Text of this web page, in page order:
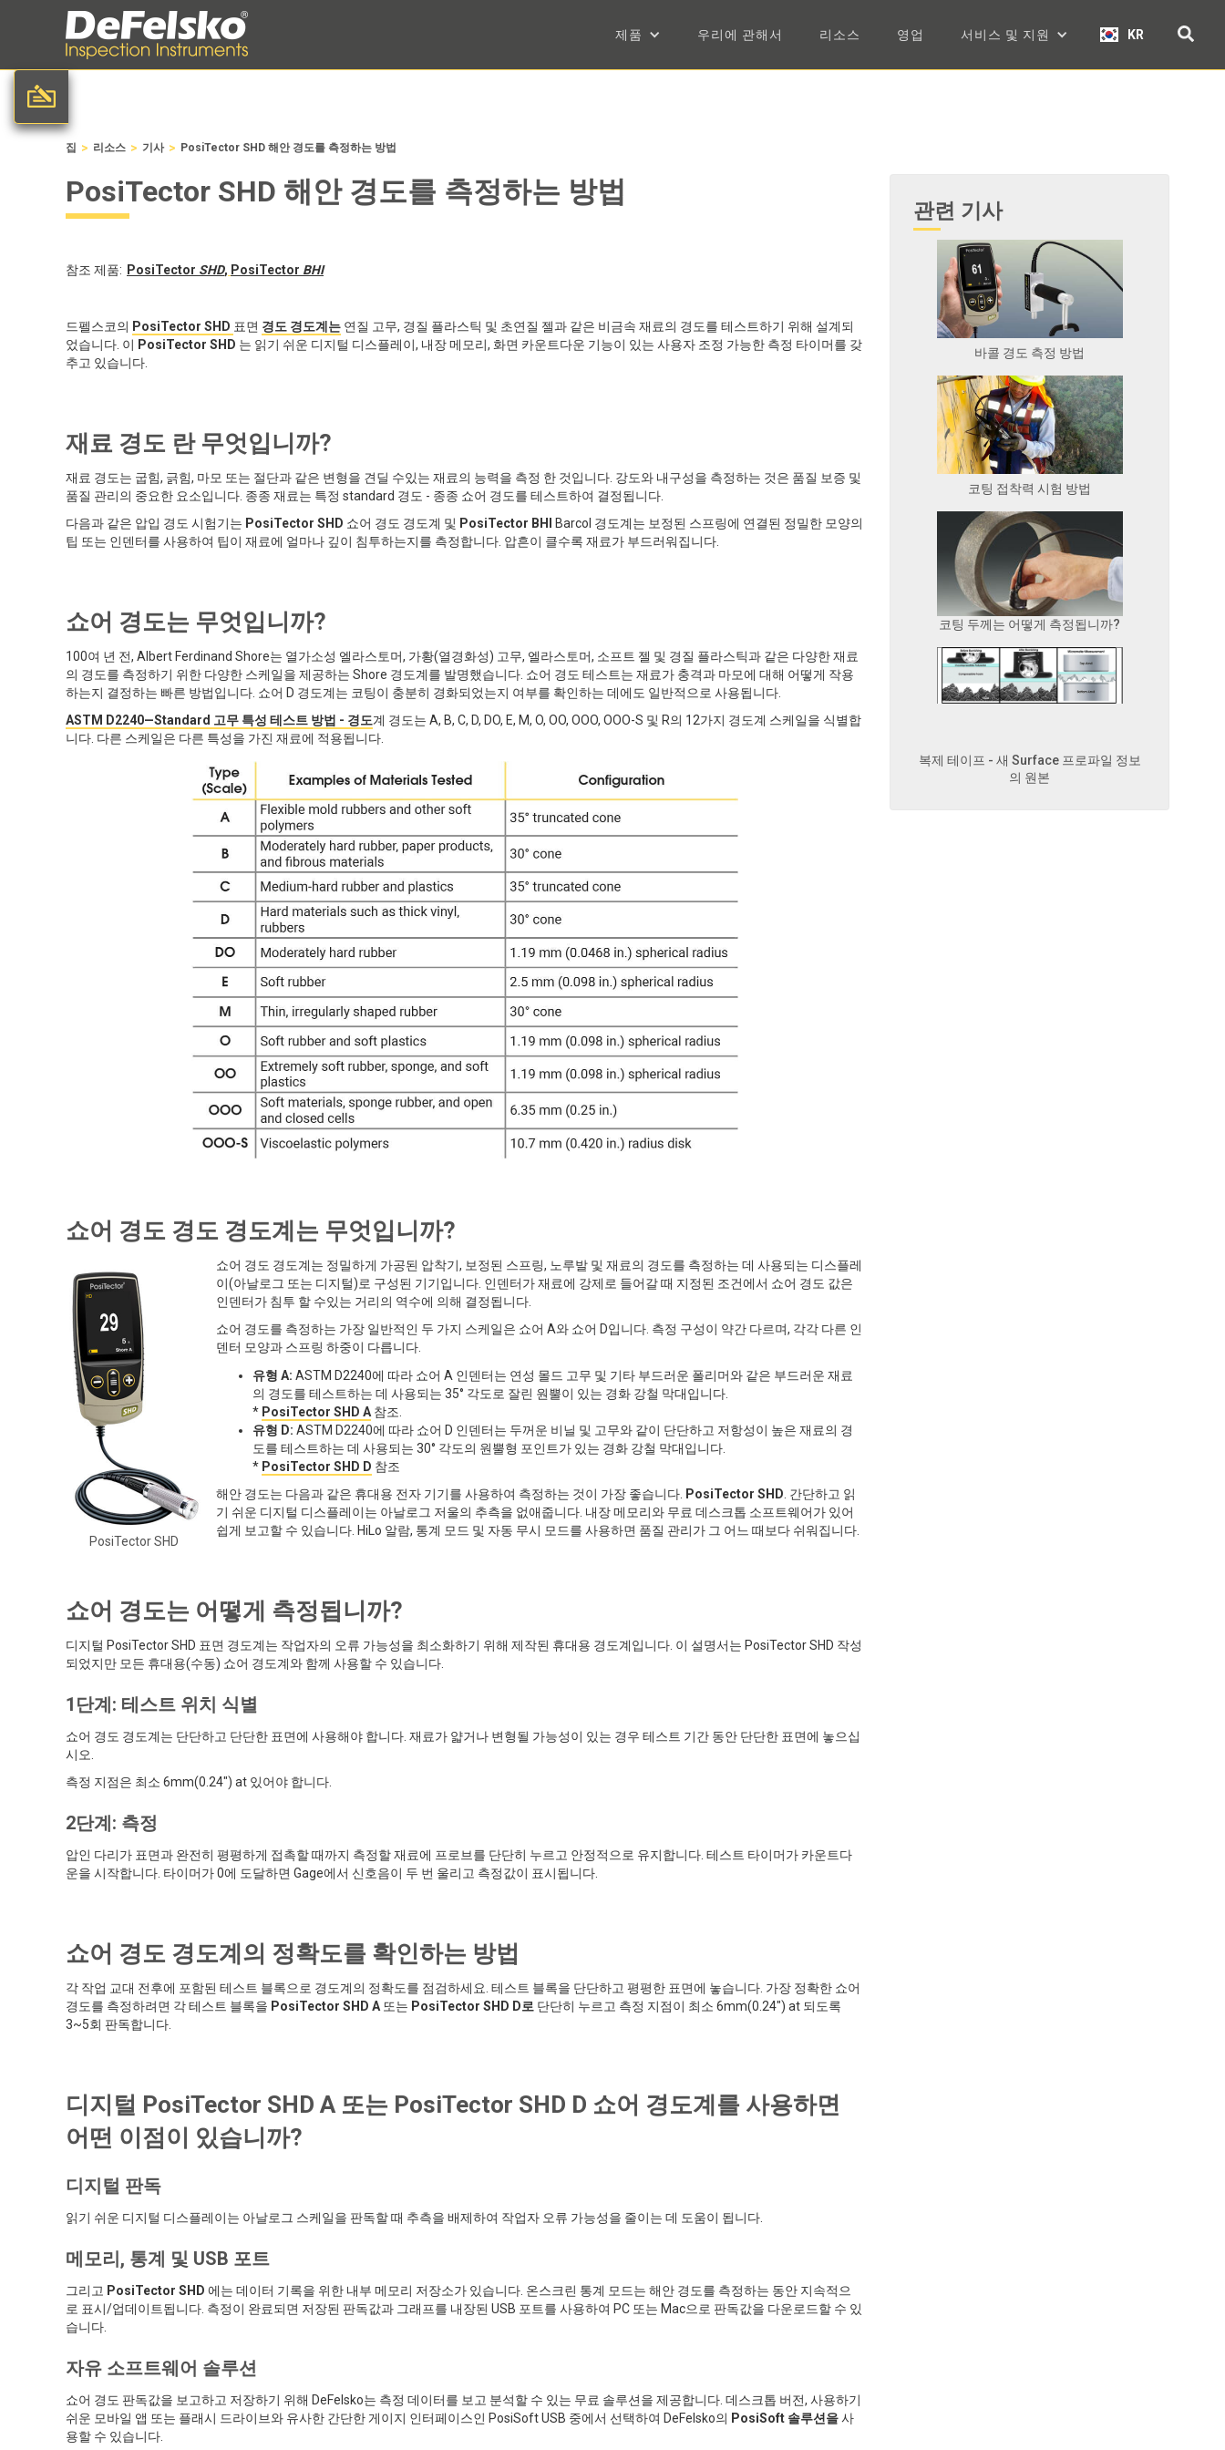
제품 우리에 관해서 리소스 영업 서비스 및 지원 KR
집 > 리소스 > 기사 > PosiTector SHD 해안 경도를 측정하는 방법
PosiTector SHD 해안 경도를 측정하는 방법
참조 제품: PosiTector SHD, PosiTector BHI
드펠스코의 PosiTector SHD 표면 경도 경도계는 연질 고무, 경질 플라스틱 및 초연질 젤과 같은 비금속 재료의 경도를 테스트하기 위해 설계되
었습니다. 이 PosiTector SHD 는 읽기 쉬운 디지털 디스플레이, 내장 메모리, 화면 카운트다운 기능이 있는 사용자 조정 가능한 측정 타이머를 갖
추고 있습니다.
재료 경도 란 무엇입니까?
재료 경도는 굽힘, 긁힘, 마모 또는 절단과 같은 변형을 견딜 수있는 재료의 능력을 측정 한 것입니다. 강도와 내구성을 측정하는 것은 품질 보증 및
품질 관리의 중요한 요소입니다. 종종 재료는 특정 standard 경도 - 종종 쇼어 경도를 테스트하여 결정됩니다.
다음과 같은 압입 경도 시험기는 PosiTector SHD 쇼어 경도 경도계 및 PosiTector BHI
Barcol 경도계는 보정된 스프링에 연결된 정밀한 모양의
팁 또는 인덴터를 사용하여 팁이 재료에 얼마나 깊이 침투하는지를 측정합니다. 압흔이 클수록 재료가 부드러워집니다.
쇼어 경도는 무엇입니까?
100여 년 전, Albert Ferdinand Shore는 열가소성 엘라스토머, 가황(열경화성) 고무, 엘라스토머, 소프트 젤 및 경질 플라스틱과 같은 다양한 재료
의 경도를 측정하기 위한 다양한 스케일을 제공하는 Shore 경도계를 발명했습니다. 쇼어 경도 테스트는 재료가 충격과 마모에 대해 어떻게 작용
하는지 결정하는 빠른 방법입니다. 쇼어 D 경도계는 코팅이 충분히 경화되었는지 여부를 확인하는 데에도 일반적으로 사용됩니다.
ASTM D2240—Standard 고무 특성 테스트 방법 - 경도계 경도는 A, B, C, D, DO, E, M, O, OO, OOO, OOO-S 및 R의 12가지 경도계 스케일을 식별합
니다. 다른 스케일은 다른 특성을 가진 재료에 적용됩니다.
쇼어 경도 경도 경도계는 무엇입니까?
PosiTector SHD
쇼어 경도 경도계는 정밀하게 가공된 압착기, 보정된 스프링, 노루발 및 재료의 경도를 측정하는 데 사용되는 디스플레
이(아날로그 또는 디지털)로 구성된 기기입니다. 인덴터가 재료에 강제로 들어갈 때 지정된 조건에서 쇼어 경도 값은
인덴터가 침투 할 수있는 거리의 역수에 의해 결정됩니다.
쇼어 경도를 측정하는 가장 일반적인 두 가지 스케일은 쇼어 A와 쇼어 D입니다. 측정 구성이 약간 다르며, 각각 다른 인
덴터 모양과 스프링 하중이 다릅니다.
유형 A: ASTM D2240에 따라 쇼어 A 인덴터는 연성 몰드 고무 및 기타 부드러운 폴리머와 같은 부드러운 재료
의 경도를 테스트하는 데 사용되는 35° 각도로 잘린 원뿔이 있는 경화 강철 막대입니다.
* PosiTector SHD A 참조.
유형 D: ASTM D2240에 따라 쇼어 D 인덴터는 두꺼운 비닐 및 고무와 같이 단단하고 저항성이 높은 재료의 경
도를 테스트하는 데 사용되는 30° 각도의 원뿔형 포인트가 있는 경화 강철 막대입니다.
* PosiTector SHD D 참조
해안 경도는 다음과 같은 휴대용 전자 기기를 사용하여 측정하는 것이 가장 좋습니다. PosiTector SHD . 간단하고 읽
기 쉬운 디지털 디스플레이는 아날로그 저울의 추측을 없애줍니다. 내장 메모리와 무료 데스크톱 소프트웨어가 있어
쉽게 보고할 수 있습니다. HiLo 알람, 통계 모드 및 자동 무시 모드를 사용하면 품질 관리가 그 어느 때보다 쉬워집니다.
쇼어 경도는 어떻게 측정됩니까?
디지털 PosiTector SHD 표면 경도계는 작업자의 오류 가능성을 최소화하기 위해 제작된 휴대용 경도계입니다. 이 설명서는 PosiTector SHD 작성
되었지만 모든 휴대용(수동) 쇼어 경도계와 함께 사용할 수 있습니다.
1단계: 테스트 위치 식별
쇼어 경도 경도계는 단단하고 단단한 표면에 사용해야 합니다. 재료가 얇거나 변형될 가능성이 있는 경우 테스트 기간 동안 단단한 표면에 놓으십
시오.
측정 지점은 최소 6mm(0.24") at 있어야 합니다.
2단계: 측정
압인 다리가 표면과 완전히 평평하게 접촉할 때까지 측정할 재료에 프로브를 단단히 누르고 안정적으로 유지합니다. 테스트 타이머가 카운트다
운을 시작합니다. 타이머가 0에 도달하면 Gage에서 신호음이 두 번 울리고 측정값이 표시됩니다.
쇼어 경도 경도계의 정확도를 확인하는 방법
각 작업 교대 전후에 포함된 테스트 블록으로 경도계의 정확도를 점검하세요. 테스트 블록을 단단하고 평평한 표면에 놓습니다. 가장 정확한 쇼어
경도를 측정하려면 각 테스트 블록을 PosiTector SHD A 또는 PosiTector SHD D로 단단히 누르고 측정 지점이 최소 6mm(0.24") at 되도록
3~5회 판독합니다.
디지털 PosiTector SHD A 또는 PosiTector SHD D 쇼어 경도계를 사용하면
어떤 이점이 있습니까?
디지털 판독
읽기 쉬운 디지털 디스플레이는 아날로그 스케일을 판독할 때 추측을 배제하여 작업자 오류 가능성을 줄이는 데 도움이 됩니다.
메모리, 통계 및 USB 포트
그리고 PosiTector SHD 에는 데이터 기록을 위한 내부 메모리 저장소가 있습니다. 온스크린 통계 모드는 해안 경도를 측정하는 동안 지속적으
로 표시/업데이트됩니다. 측정이 완료되면 저장된 판독값과 그래프를 내장된 USB 포트를 사용하여 PC 또는 Mac으로 판독값을 다운로드할 수 있
습니다.
자유 소프트웨어 솔루션
쇼어 경도 판독값을 보고하고 저장하기 위해 DeFelsko는 측정 데이터를 보고 분석할 수 있는 무료 솔루션을 제공합니다. 데스크톱 버전, 사용하기
쉬운 모바일 앱 또는 플래시 드라이브와 유사한 간단한 게이지 인터페이스인 PosiSoft USB 중에서 선택하여 DeFelsko의 PosiSoft 솔루션을사
용할 수 있습니다.
관련 기사
바콜 경도 측정 방법
코팅 접착력 시험 방법
코팅 두께는 어떻게 측정됩니까?
복제 테이프 - 새 Surface 프로파일 정보
의 원본